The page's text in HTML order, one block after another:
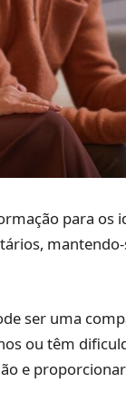
para os
ser uma
ou têm
e